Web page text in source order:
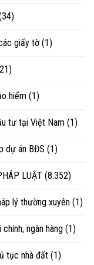
giấy tờ (1)
hiểm (1)
tư tại Việt Nam (1)
dự án BĐS (1)
LUẬT (8.352)
lý thường xuyên (1)
ngân hàng (1)
tục nhà đất (1)